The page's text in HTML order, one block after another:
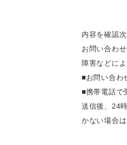
内容を確認
お問い合わ
障害などに
■お問い合わ
■携帯電話で
送信後、24
かない場合